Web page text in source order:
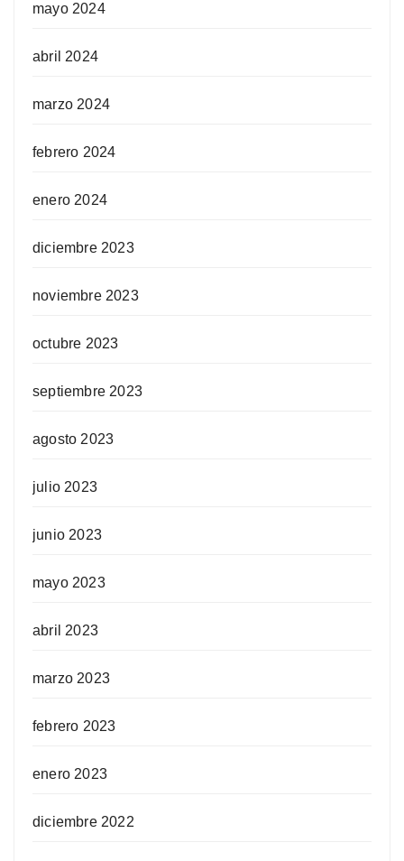
mayo 2024
abril 2024
marzo 2024
febrero 2024
enero 2024
diciembre 2023
noviembre 2023
octubre 2023
septiembre 2023
agosto 2023
julio 2023
junio 2023
mayo 2023
abril 2023
marzo 2023
febrero 2023
enero 2023
diciembre 2022